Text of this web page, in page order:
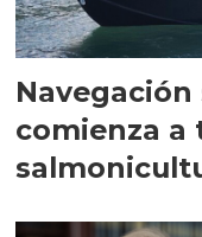
comienza a